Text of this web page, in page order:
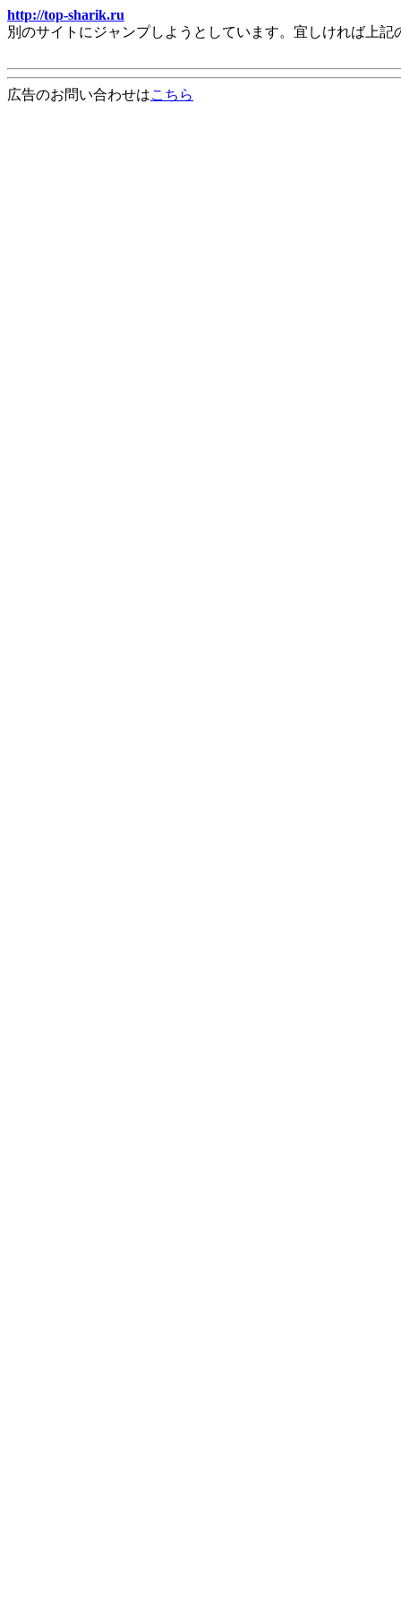
http://top-sharik.ru
別のサイトにジャンプしようとしています。宜しければ上
広告のお問い合わせはこちら